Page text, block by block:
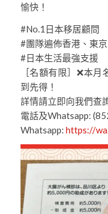
愉快！
#No.1日本移居顧問
#團隊遍佈香港、東
#日本生活最強支援
［名額有限］❌本
到先得！
詳情請立即向我們查
電話及Whatsapp:
Whatsapp: https://